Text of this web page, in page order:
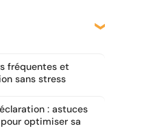
fréquentes et
sans stress
: astuces
optimiser sa